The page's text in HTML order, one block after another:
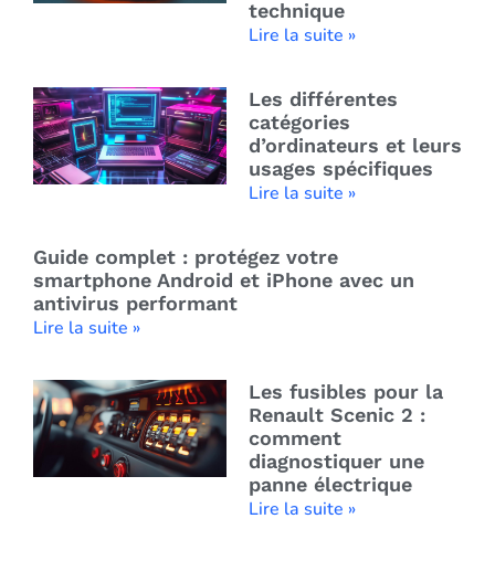
technique
Lire la suite »
Les différentes
catégories
d’ordinateurs et leurs
usages spécifiques
Lire la suite »
Guide complet : protégez votre
smartphone Android et iPhone avec un
antivirus performant
Lire la suite »
Les fusibles pour la
Renault Scenic 2 :
comment
diagnostiquer une
panne électrique
Lire la suite »